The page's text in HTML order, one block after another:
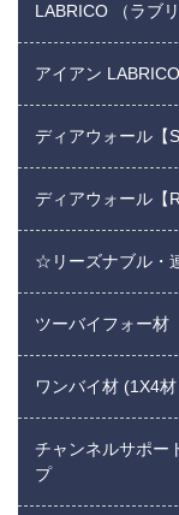
LABRICO （ラブリ
アイアン
ディアウォール【S
ディアウォール【
☆リーズナブル・
ツーバイフォー材
ワンバイ材 (1X4
チャンネルサポー
プ